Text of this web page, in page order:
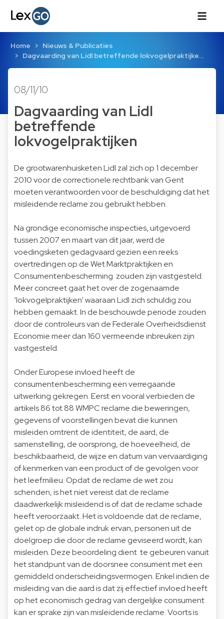
Home
Nieuws & Publicaties
Dagvaarding van Lidl betreffende lokvogelpraktijke…
08/11/10
Dagvaarding van Lidl
betreffende
lokvogelpraktijken
De grootwarenhuisketen Lidl zal zich op 1 december
2010 voor de correctionele rechtbank van Gent
moeten verantwoorden voor de beschuldiging dat het
misleidende reclame zou gebruikt hebben.
Na grondige economische inspecties, uitgevoerd
tussen 2007 en maart van dit jaar, werd de
voedingsketen gedagvaard gezien een reeks
overtredingen op de Wet Marktpraktijken en
Consumentenbescherming zouden zijn vastgesteld.
Meer concreet gaat het over de zogenaamde
‘lokvogelpraktijken’ waaraan Lidl zich schuldig zou
hebben gemaakt. In de beschouwde periode zouden
door de controleurs van de Federale Overheidsdienst
Economie meer dan 160 vermeende inbreuken zijn
vastgesteld.
Onder Europese invloed heeft de
consumentenbescherming een verregaande
uitwerking gekregen. Eerst en vooral verbieden de
artikels 86 tot 88 WMPC reclame die beweringen,
gegevens of voorstellingen bevat die kunnen
misleiden omtrent de identiteit, de aard, de
samenstelling, de oorsprong, de hoeveelheid, de
beschikbaarheid, de wijze en datum van vervaardiging
of kenmerken van een product of de gevolgen voor
het leefmilieu. Opdat de reclame de wet zou
schenden, is het niet vereist dat de reclame
daadwerkelijk misleidend is of dat de reclame schade
heeft veroorzaakt. Het is voldoende dat de reclame,
gelet op de globale indruk ervan, personen uit de
doelgroep die door de reclame geviseerd wordt, kan
misleiden. Deze beoordeling dient te gebeuren vanuit
het standpunt van de doorsnee consument met een
gemiddeld onderscheidingsvermogen. Enkel indien de
misleiding van die aard is dat zij effectief invloed heeft
op het economisch gedrag van dergelijke consument
kan er sprake zijn van misleidende reclame. Voorts is